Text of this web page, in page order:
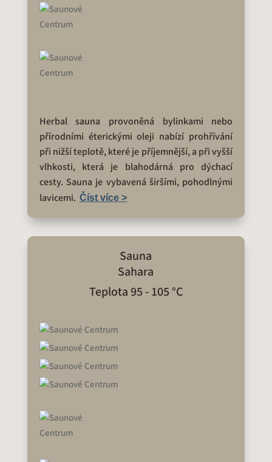
Herbal sauna provoněná bylinkami nebo
přírodními éterickými oleji nabízí prohřívání
při nižší teplotě, které je příjemnější, a při vyšší
vlhkosti, která je blahodárná pro dýchací
cesty. Sauna je vybavená širšími, pohodlnými
lavicemi. Číst více >
Sauna
Sahara
Teplota 95 - 105 °C